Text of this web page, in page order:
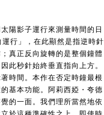
陽影子運行來測量時間的日
行」，在此顯然是指逆時針
真正反向旋轉的是整個鐘體
此秒針始終垂直指向上方。
時間。本作在否定時鐘最根
基本功能。阿莉西婭・夸德
的一面。我們理所當然地依